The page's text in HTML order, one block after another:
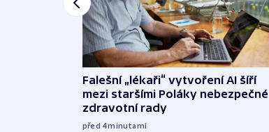
Falešní „lékaři“ vytvoření AI šíří
mezi staršími Poláky nebezpečné
zdravotní rady
před 4minutami